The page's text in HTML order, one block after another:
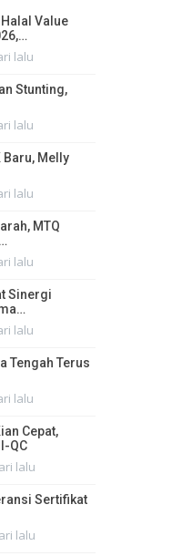
Value
lalu
Stunting,
lalu
Baru, Melly
lalu
MTQ
lalu
Sinergi
lalu
Tengah Terus
lalu
Cepat,
QC
lalu
Sertifikat
lalu